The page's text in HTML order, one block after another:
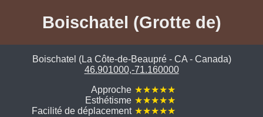
Boischatel (Grotte de)
Boischatel (La Côte-de-Beaupré - CA - Canada)
46.901000,-71.160000
Approche ★★★★★
Esthétisme ★★★★★
Facilité de déplacement ★★★★★